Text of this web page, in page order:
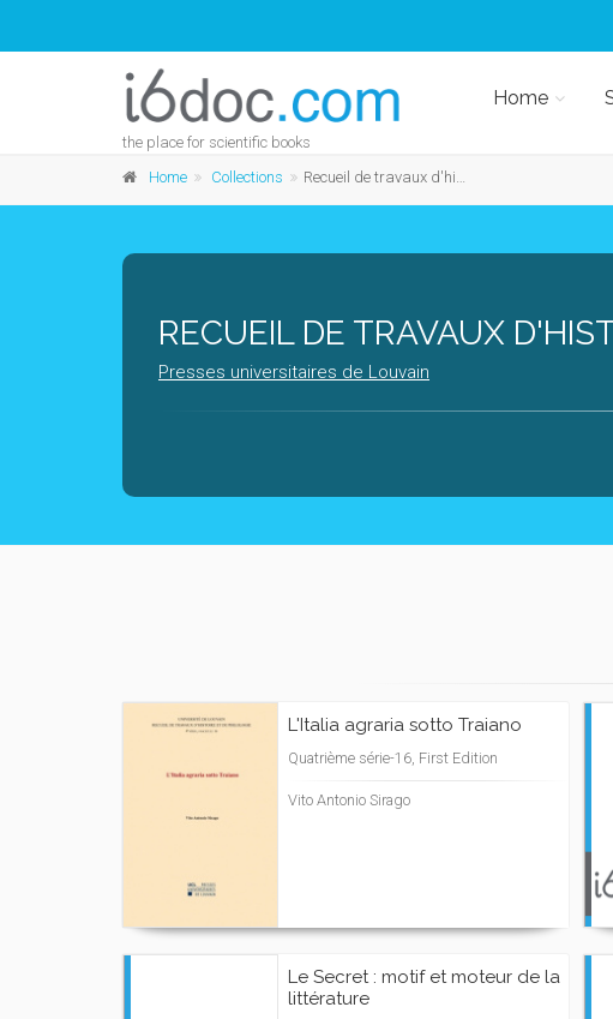
the place for scientific books
Home
Home Collections Recueil de travaux d'histoire et de philologie
RECUEIL DE TRAVAUX
Presses universitaires de Louvain
L'Italia agraria sotto Traiano
Quatrième série-16, First Edition
Vito Antonio Sirago
Le Secret : motif et moteur de la
littérature